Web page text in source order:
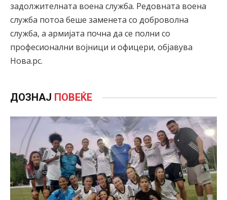
задолжителната воена служба. Редовната воена
служба потоа беше заменета со доброволна
служба, а армијата почна да се полни со
професионални војници и офицери, објавува
Нова.рс.
ДОЗНАЈ ПОВЕЌЕ